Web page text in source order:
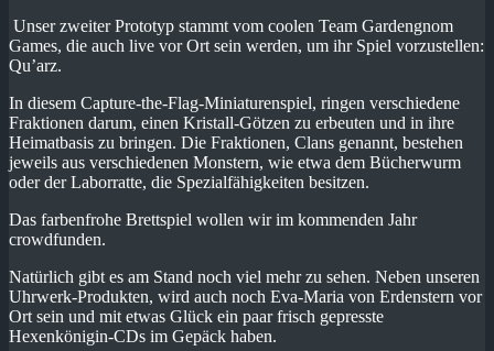
Unser zweiter Prototyp stammt vom coolen Team Gardengnom
Games, die auch live vor Ort sein werden, um ihr Spiel vorzustellen:
Qu’arz.
In diesem Capture-the-Flag-Miniaturenspiel, ringen verschiedene
Fraktionen darum, einen Kristall-Götzen zu erbeuten und in ihre
Heimatbasis zu bringen. Die Fraktionen, Clans genannt, bestehen
jeweils aus verschiedenen Monstern, wie etwa dem Bücherwurm
oder der Laborratte, die Spezialfähigkeiten besitzen.
Das farbenfrohe Brettspiel wollen wir im kommenden Jahr
crowdfunden.
Natürlich gibt es am Stand noch viel mehr zu sehen. Neben unseren
Uhrwerk-Produkten, wird auch noch Eva-Maria von Erdenstern vor
Ort sein und mit etwas Glück ein paar frisch gepresste
Hexenkönigin-CDs im Gepäck haben.